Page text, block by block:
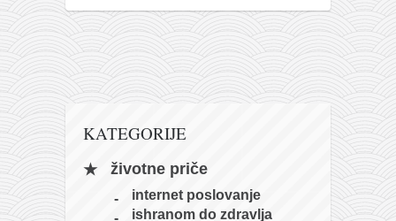
istorija karatea
bubishi
karate
kihon
naihanchi
temashiwari
KATEGORIJE
životne priče
internet poslovanje
ishranom do zdravlja